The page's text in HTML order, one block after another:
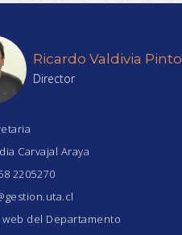
Ricardo Valdivia Pinto
Director
Carvajal Araya
2205270
web del Departamento